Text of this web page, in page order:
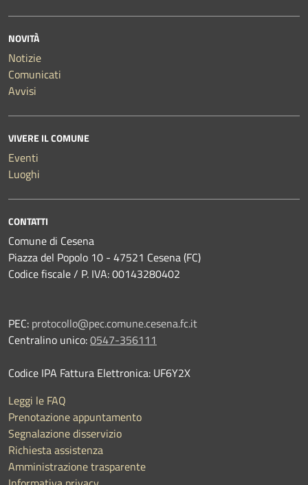
NOVITÀ
Notizie
Comunicati
Avvisi
VIVERE IL COMUNE
Eventi
Luoghi
CONTATTI
Comune di Cesena
Piazza del Popolo 10 - 47521 Cesena (FC)
Codice fiscale / P. IVA: 00143280402
PEC: protocollo@pec.comune.cesena.fc.it
Centralino unico:0547-356111
Codice IPA Fattura Elettronica: UF6Y2X
Leggi le FAQ
Prenotazione appuntamento
Segnalazione disservizio
Richiesta assistenza
Amministrazione trasparente